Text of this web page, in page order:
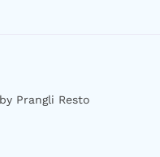
Prangli Resto